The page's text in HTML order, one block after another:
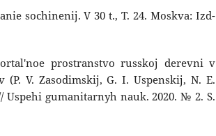
sochinenij. V 30 t., T. 24. Moskva: Izd-
prostranstvo russkoj derevni v
(P. V. Zasodimskij, G. I. Uspenskij, N. E.
gumanitarnyh nauk. 2020. № 2. S.